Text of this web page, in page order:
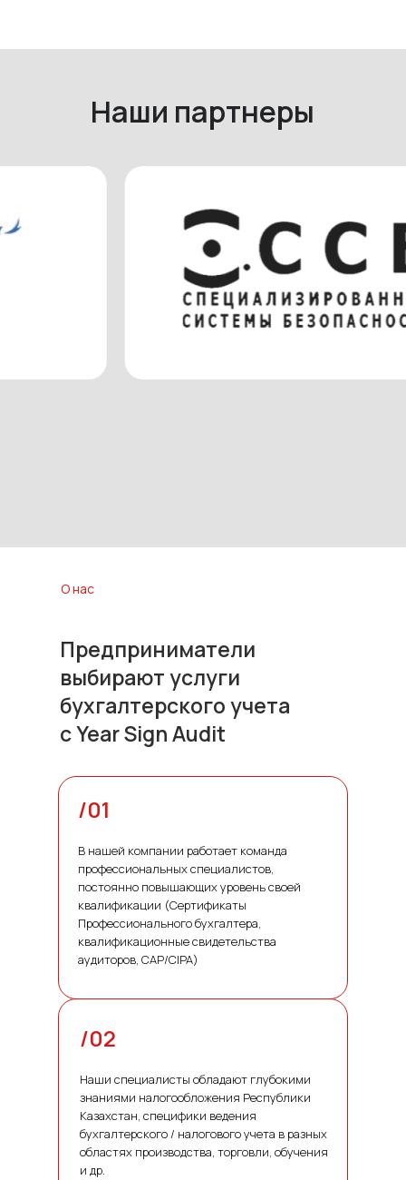
О нас
Предприниматели
выбирают услуги
бухгалтерского учета
с Year Sign Audit
В нашей компании работает команда
профессиональных специалистов,
постоянно повышающих уровень своей
квалификации (Сертификаты
Профессионального бухгалтера,
квалификационные свидетельства
аудиторов, CAP/CIPA)
Наши специалисты обладают глубокими
знаниями налогообложения Республики
Казахстан, специфики ведения
бухгалтерского / налогового учета в разных
областях производства, торговли, обучения
и др.
/01
/02